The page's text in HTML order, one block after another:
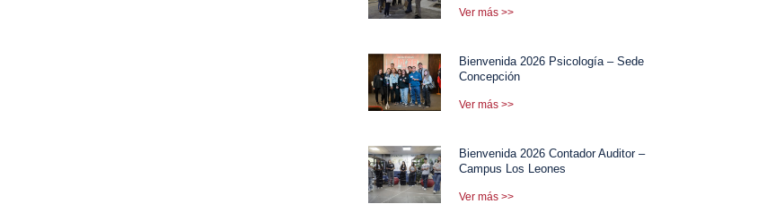
Ver más >>
Bienvenida 2026 Psicología – Sede
Concepción
Ver más >>
Bienvenida 2026 Contador Auditor –
Campus Los Leones
Ver más >>